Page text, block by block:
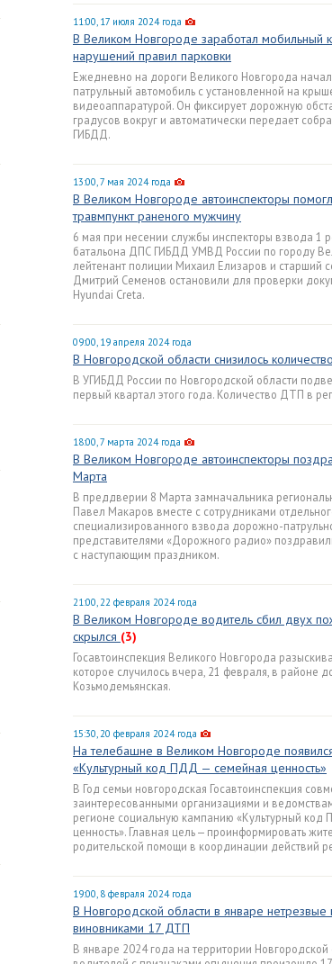
11:00, 17 июля 2024 года
В Великом Новгороде заработал мобильный
нарушений правил парковки
Ежедневно на дороги Великого Новгорода
патрульный автомобиль с установленной на
видеоаппаратурой. Он фиксирует дорожную
градусов вокруг и автоматически передает
ГИБДД.
13:00, 7 мая 2024 года
В Великом Новгороде автоинспекторы
травмпункт раненого мужчину
6 мая при несении службы инспекторы взвода 1
батальона ДПС ГИБДД УМВД России по городу
лейтенант полиции Михаил Елизаров и старший
Дмитрий Семенов остановили для проверки
Hyundai Creta.
09:00, 19 апреля 2024 года
В Новгородской области снизилось
В УГИБДД России по Новгородской области
первый квартал этого года. Количество ДТП в
18:00, 7 марта 2024 года
В Великом Новгороде автоинспекторы
Марта
В преддверии 8 Марта замначальника
Павел Макаров вместе с сотрудниками
специализированного взвода дорожно-
представителями «Дорожного радио»
с наступающим праздником.
21:00, 22 февраля 2024 года
В Великом Новгороде водитель сбил двух
скрылся (3)
Госавтоинспекция Великого Новгорода
которое случилось вчера, 21 февраля, в районе
Козьмодемьянская.
15:30, 20 февраля 2024 года
На телебашне в Великом Новгороде
«Культурный код ПДД — семейная ценность»
В Год семьи новгородская Госавтоинспекция
заинтересованными организациями и
регионе социальную кампанию «Культурный код
ценность». Главная цель — проинформировать
родительской помощи в координации действий
19:00, 8 февраля 2024 года
В Новгородской области в январе нетрезвые
виновниками 17 ДТП
В январе 2024 года на территории Новгородской